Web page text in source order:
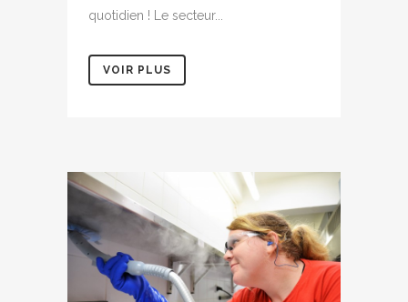
quotidien ! Le secteur...
VOIR PLUS